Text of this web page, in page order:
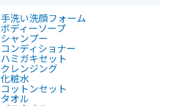
手洗い洗顔フォーム
ボディーソープ
シャンプー
コンディショナー
ハミガキセット
クレンジング
化粧水
コットンセット
タオル